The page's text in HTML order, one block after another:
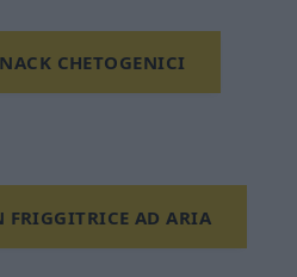
CHETOGENICI
FRIGGITRICE AD ARIA